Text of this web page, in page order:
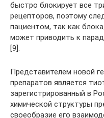
быстро блокирует все
рецепторов, поэтому
пациентом, так как
может приводить к
[9].
Представителем новой
препаратов является
зарегистрированный в
химической структуры
своеобразие его